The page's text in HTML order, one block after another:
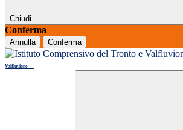
Chiudi
Conferma
Annulla Conferma
Valfluvione